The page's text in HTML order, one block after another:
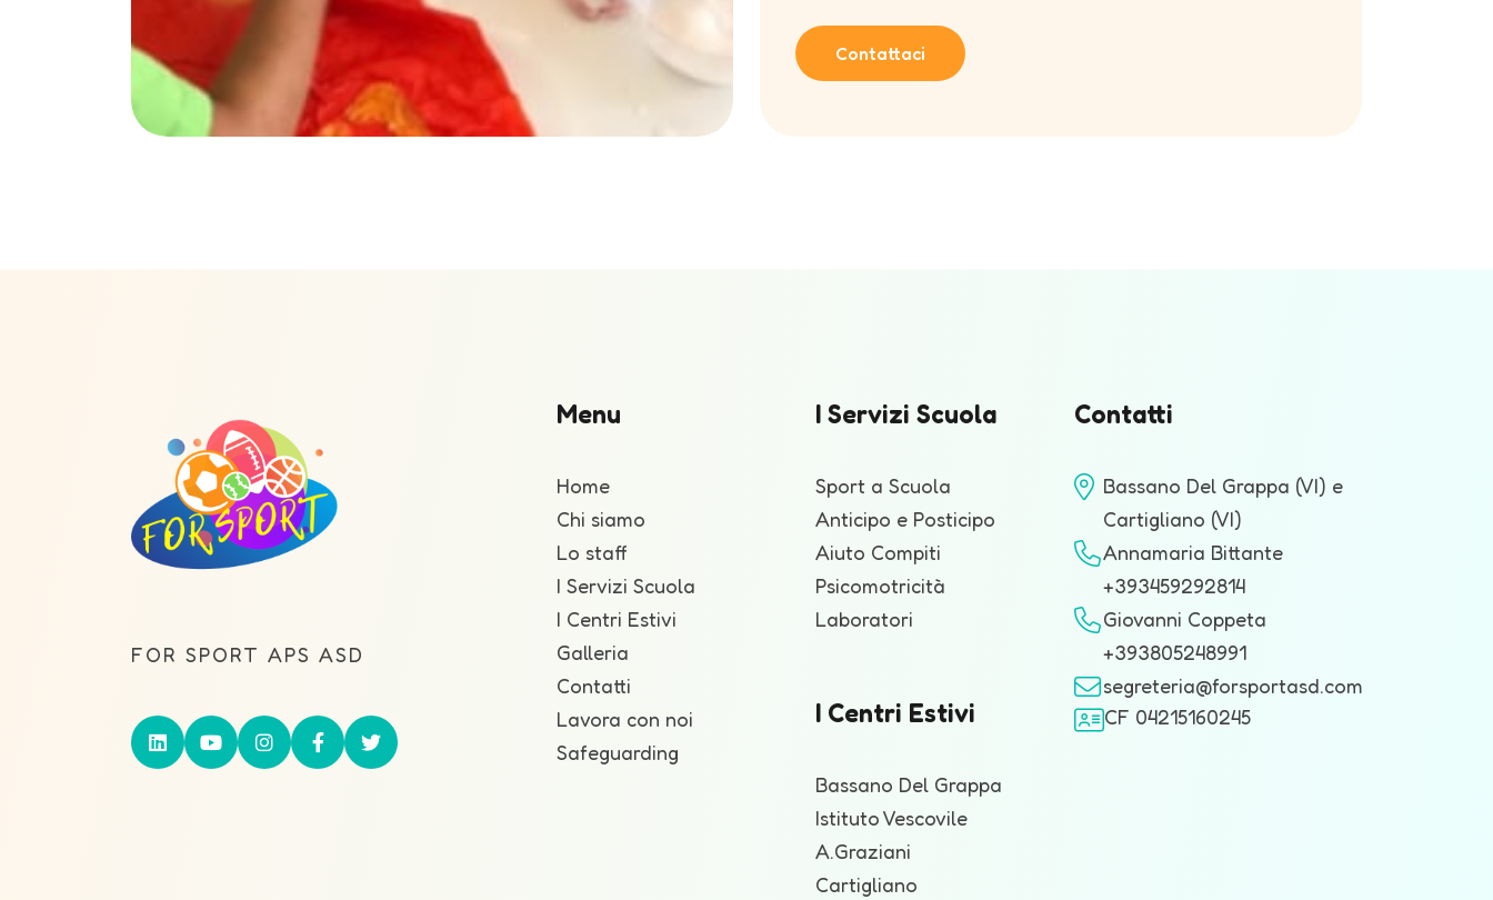
Contattaci
FOR SPORT APS ASD
Menu
Home
Chi siamo
Lo staff
I Servizi Scuola
I Centri Estivi
Galleria
Contatti
Lavora con noi
Safeguarding
I Servizi Scuola
Sport a Scuola
Anticipo e Posticipo
Aiuto Compiti
Psicomotricità
Laboratori
I Centri Estivi
Bassano Del Grappa
Istituto Vescovile
A.Graziani
Cartigliano
Contatti
Bassano Del Grappa (VI) e
Cartigliano (VI)
Annamaria Bittante
+393459292814
Giovanni Coppeta
+393805248991
segreteria@forsportasd.com
CF 04215160245